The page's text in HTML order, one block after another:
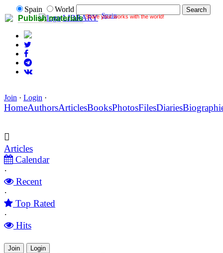
Publish materials Share your works with the world!
Spain
World
LIBRARY Spain
Join · Login ·
HomeAuthorsArticlesBooksPhotosFilesDiaries
Articles
Calendar
·
Recent
·
Top Rated
·
Hits
Join Login